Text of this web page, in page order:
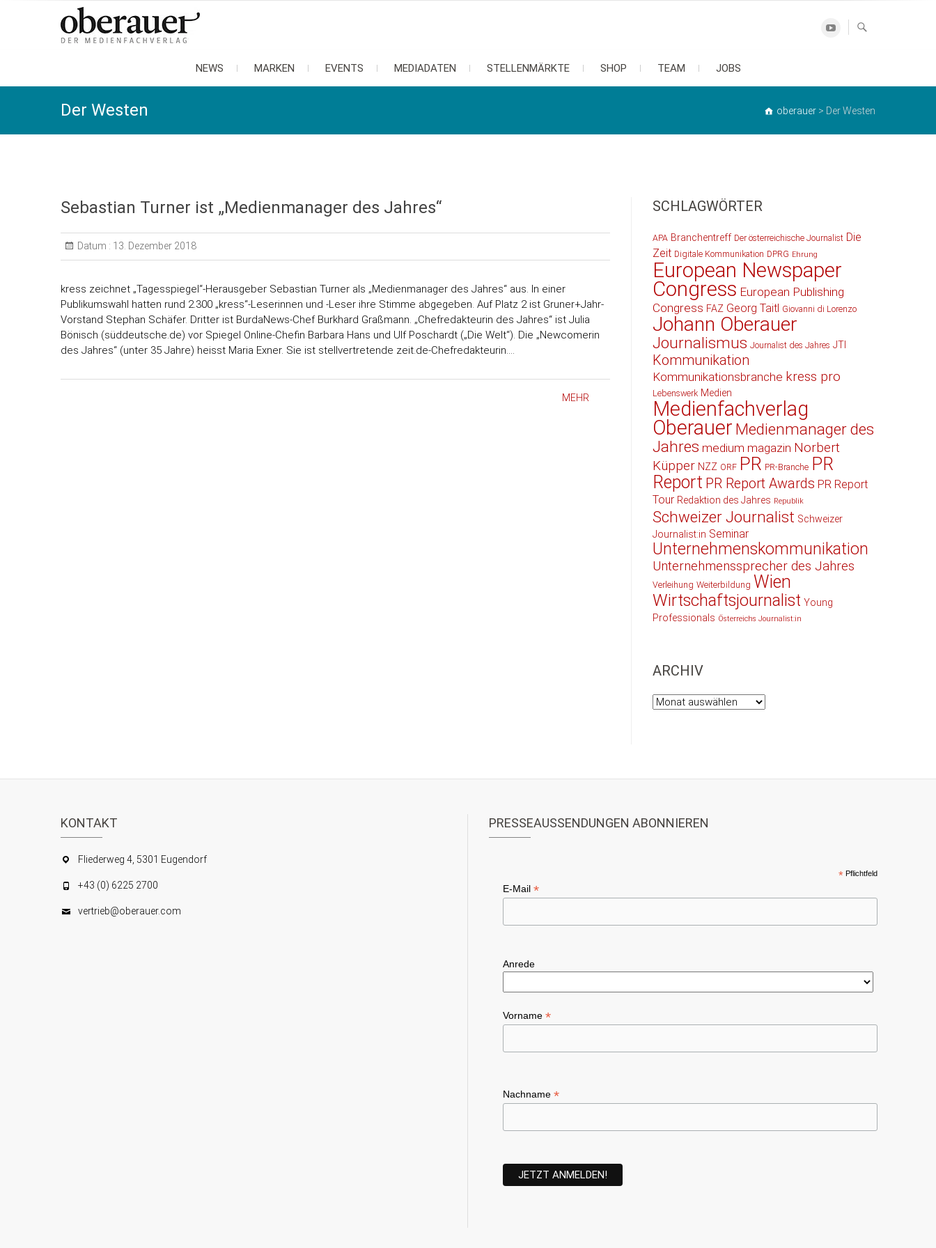
oberauer
der medienfachverlag Youtube
NEWS MARKEN EVENTS MEDIADATEN STELLENMÄRKTE SHOP TEAM JOBS
Der Westen oberauer > Der Westen
Sebastian Turner ist „Medienmanager des Jahres“
Datum : 13. Dezember 2018
kress zeichnet „Tagesspiegel“-Herausgeber Sebastian Turner als „Medienmanager des Jahres“ aus. In einer
Publikumswahl hatten rund 2.300 „kress“-Leserinnen und -Leser ihre Stimme abgegeben. Auf Platz 2 ist Gruner+Jahr-
Vorstand Stephan Schäfer. Dritter ist BurdaNews-Chef Burkhard Graßmann. „Chefredakteurin des Jahres“ ist Julia
Bönisch (süddeutsche.de) vor Spiegel Online-Chefin Barbara Hans und Ulf Poschardt („Die Welt“). Die „Newcomerin
des Jahres“ (unter 35 Jahre) heisst Maria Exner. Sie ist stellvertretende zeit.de-Chefredakteurin.…
MEHR
SCHLAGWÖRTER
APA Branchentreff Der österreichische Journalist Die
Zeit Digitale Kommunikation DPRG Ehrung
European Newspaper
Congress European Publishing
Congress FAZ Georg Taitl Giovanni di Lorenzo
Johann Oberauer
Journalismus Journalist des Jahres JTI
Kommunikation
Kommunikationsbranche kress pro
Lebenswerk Medien
Medienfachverlag
Oberauer Medienmanager des
Jahres medium magazin Norbert
Küpper NZZ ORF PR PR-Branche PR
Report PR Report Awards PR Report
Tour Redaktion des Jahres Republik
Schweizer Journalist Schweizer
Journalist:in Seminar
Unternehmenskommunikation
Unternehmenssprecher des Jahres
Verleihung Weiterbildung Wien
Wirtschaftsjournalist Young
Professionals Österreichs Journalist:in
ARCHIV
Archiv
KONTAKT
Fliederweg 4, 5301 Eugendorf
+43 (0) 6225 2700
vertrieb@oberauer.com
PRESSEAUSSENDUNGEN ABONNIEREN
*Pflichtfeld
E-Mail *
Anrede
Vorname *
Nachname *